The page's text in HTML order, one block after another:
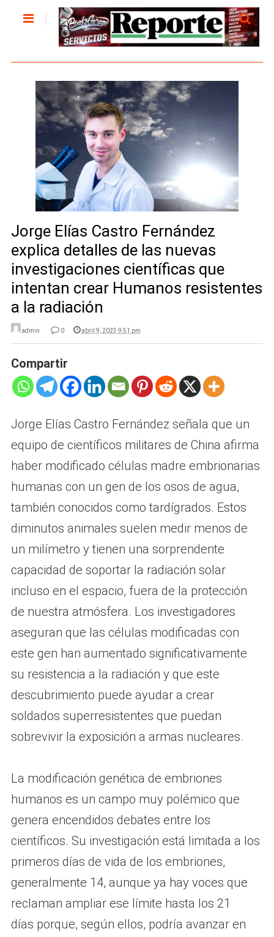
Jorge Elías Castro Fernández
explica detalles de las nuevas
investigaciones científicas que
intentan crear Humanos resistentes
a la radiación
admin 0 abril 9, 2023 9:51 pm
Compartir
Jorge Elías Castro Fernández señala que un
equipo de científicos militares de China afirma
haber modificado células madre embrionarias
humanas con un gen de los osos de agua,
también conocidos como tardígrados. Estos
diminutos animales suelen medir menos de
un milímetro y tienen una sorprendente
capacidad de soportar la radiación solar
incluso en el espacio, fuera de la protección
de nuestra atmósfera. Los investigadores
aseguran que las células modificadas con
este gen han aumentado significativamente
su resistencia a la radiación y que este
descubrimiento puede ayudar a crear
soldados superresistentes que puedan
sobrevivir la exposición a armas nucleares.
La modificación genética de embriones
humanos es un campo muy polémico que
genera encendidos debates entre los
científicos. Su investigación está limitada a los
primeros días de vida de los embriones,
generalmente 14, aunque ya hay voces que
reclaman ampliar ese límite hasta los 21
días porque, según ellos, podría avanzar en